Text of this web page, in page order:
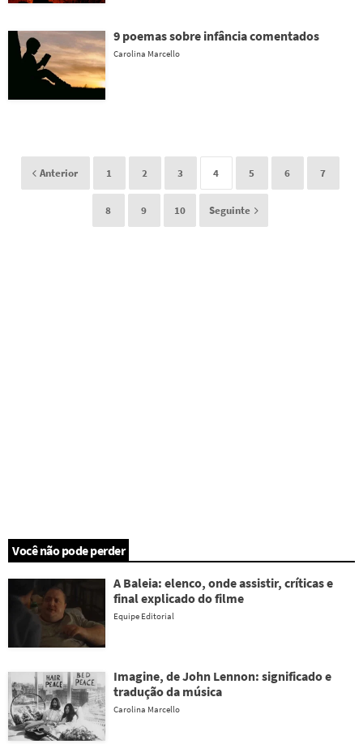
9 poemas sobre infância comentados
Carolina Marcello
Anterior 1 2 3 4 5 6 7
8 9 10 Seguinte
Você não pode perder
A Baleia: elenco, onde assistir, críticas e
final explicado do filme
Equipe Editorial
Imagine, de John Lennon: significado e
tradução da música
Carolina Marcello